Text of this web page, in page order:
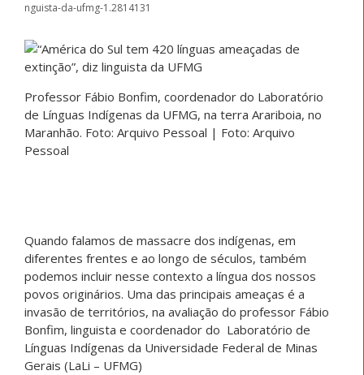
nguista-da-ufmg-1.2814131
Professor Fábio Bonfim, coordenador do Laboratório
de Línguas Indígenas da UFMG, na terra Arariboia, no
Maranhão. Foto: Arquivo Pessoal | Foto: Arquivo
Pessoal
Quando falamos de massacre dos indígenas, em
diferentes frentes e ao longo de séculos, também
podemos incluir nesse contexto a língua dos nossos
povos originários. Uma das principais ameaças é a
invasão de territórios, na avaliação do professor Fábio
Bonfim, linguista e coordenador do Laboratório de
Línguas Indígenas da Universidade Federal de Minas
Gerais (LaLi – UFMG)